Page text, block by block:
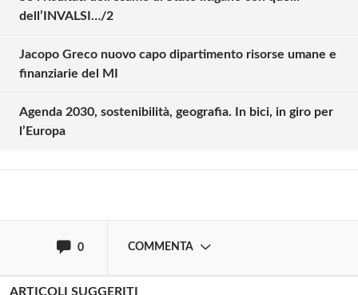
dell’INVALSI…/2
Jacopo Greco nuovo capo dipartimento risorse umane e
finanziarie del MI
Agenda 2030, sostenibilità, geografia. In bici, in giro per
l’Europa
0 COMMENTA
Solo gli utenti registrati possono
Effettua il
ARTICOLI SUGGERITI